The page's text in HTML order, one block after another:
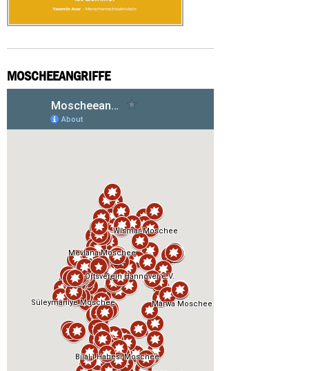
MOSCHEEANGRIFFE